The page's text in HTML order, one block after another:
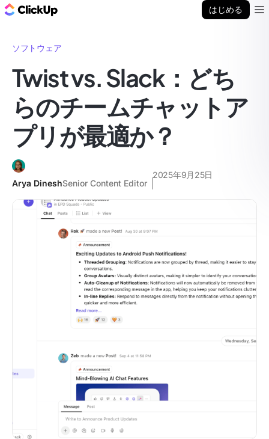
はじめる
ソフトウェア
Twist vs. Slack：どち
らのチームチャットア
プリが最適か？
Arya DineshSenior Content Editor
2025年9月25日